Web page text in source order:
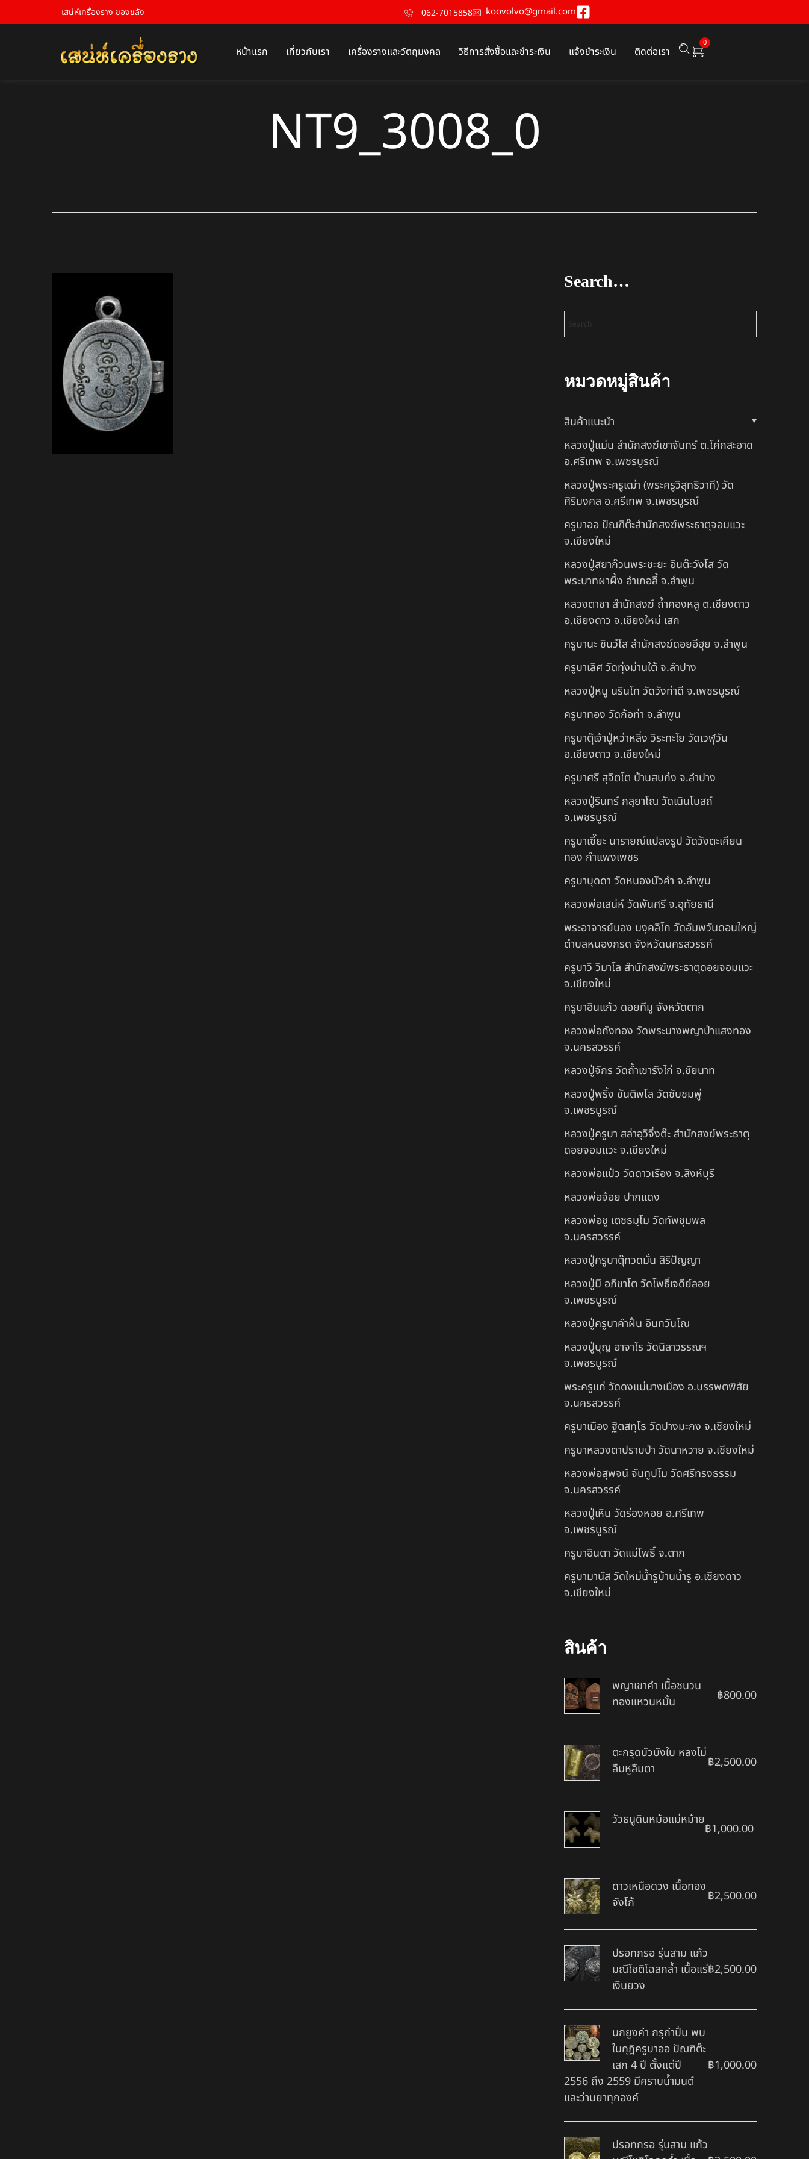
เสน่ห์เครื่องราง ของขลัง 062-7015858 koovolvo@gmail.com
หน้าแรก เกี่ยวกับเรา เครื่องรางและวัตถุมงคล วิธีการสั่งซื้อและชำระเงิน แจ้งชำระเงิน ติดต่อเรา
0
NT9_3008_0
Search…
หมวดหมู่สินค้า
สินค้าแนะนำ
หลวงปู่แม่น สำนักสงฆ์เขาจันทร์ ต.โค่กสะอาด
อ.ศรีเทพ จ.เพชรบูรณ์
หลวงปู่พระครูเฒ่า (พระครูวิสุทธิวาที) วัด
ศิริมงคล อ.ศรีเทพ จ.เพชรบูรณ์
ครูบาออ ปัณฑิต๊ะสำนักสงฆ์พระธาตุจอมแวะ
จ.เชียงใหม่
หลวงปู่สยาก๊วนพระชะยะ อินต๊ะวังโส วัด
พระบาทผาผึ้ง อำเภอลี้ จ.ลำพูน
หลวงตาชา สำนักสงฆ์ ถ้ำคองหลู ต.เชียงดาว
อ.เชียงดาว จ.เชียงใหม่ เสก
ครูบานะ ชินวํโส สำนักสงฆ์ดอยอีฮุย จ.ลำพูน
ครูบาเลิศ วัดทุ่งม่านใต้ จ.ลำปาง
หลวงปู่หนู นรินโท วัดวังท่าดี จ.เพชรบูรณ์
ครูบาทอง วัดก้อท่า จ.ลำพูน
ครูบาตุ๊เจ้าปู่หว่าหลิ่ง วิระทะโย วัดเวฬุวัน
อ.เชียงดาว จ.เชียงใหม่
ครูบาศรี สุจิตโต บ้านสบก๋ง จ.ลำปาง
หลวงปู่รินทร์ กลฺยาโณ วัดเนินโบสถ์
จ.เพชรบูรณ์
ครูบาเซี๊ยะ นารายณ์แปลงรูป วัดวังตะเคียน
ทอง กำแพงเพชร
ครูบาบุดดา วัดหนองบัวคํา จ.ลําพูน
หลวงพ่อเสน่ห์ วัดพันศรี จ.อุทัยธานี
พระอาจารย์นอง มงฺคลิโก วัดอัมพวันดอนใหญ่
ตำบลหนองกรด จังหวัดนครสวรรค์
ครูบาวิ วิมาโล สำนักสงฆ์พระธาตุดอยจอมแวะ
จ.เชียงใหม่
ครูบาอินแก้ว ดอยทีมู จังหวัดตาก
หลวงพ่อถังทอง วัดพระนางพญาป่าแสงทอง
จ.นครสวรรค์
หลวงปู่จักร วัดถ้ำเขารังไก่ จ.ชัยนาท
หลวงปู่พริ้ง ขันติพโล วัดซับชมพู่
จ.เพชรบูรณ์
หลวงปู่ครูบา สล่าอุวิจิ่งต๊ะ สำนักสงฆ์พระธาตุ
ดอยจอมแวะ จ.เชียงใหม่
หลวงพ่อแป๋ว วัดดาวเรือง จ.สิงห์บุรี
หลวงพ่อจ้อย ปากแดง
หลวงพ่อชู เตชธมฺโม วัดทัพชุมพล
จ.นครสวรรค์
หลวงปู่ครูบาตุ๊ทวดมั่น สิริปัญญา
หลวงปู่มี อภิชาโต วัดโพธิ์เจดีย์ลอย
จ.เพชรบูรณ์
หลวงปู่ครูบาคำฝั้น อินทวันโณ
หลวงปู่บุญ อาจาโร วัดนิลาวรรณฯ
จ.เพชรบูรณ์
พระครูแก่ วัดดงแม่นางเมือง อ.บรรพตพิสัย
จ.นครสวรรค์
ครูบาเมือง ฐิตสทฺโธ วัดปางมะกง จ.เชียงใหม่
ครูบาหลวงตาปราบป่า วัดนาหวาย จ.เชียงใหม่
หลวงพ่อสุพจน์ จันทูปโม วัดศรีทรงธรรม
จ.นครสวรรค์
หลวงปู่เหิน วัดร่องหอย อ.ศรีเทพ
จ.เพชรบูรณ์
ครูบาอินตา วัดแม่โพธิ์ จ.ตาก
ครูบามานัส วัดใหม่น้ำรูบ้านน้ำรู อ.เชียงดาว
จ.เชียงใหม่
สินค้า
พญาเขาคำ เนื้อชนวน
ทองแหวนหมั้น
฿800.00
ตะกรุดบัวบังใบ หลงไม่
ลืมหูลืมตา
฿2,500.00
วัวธนูดินหม้อแม่หม้าย
฿1,000.00
ดาวเหนือดวง เนื้อทอง
จังโก้
฿2,500.00
ปรอทกรอ รุ่นสาม แก้ว
มณีโชติโฉลกล้ำ เนื้อแร่
เงินยวง
฿2,500.00
นกยูงคำ กรุกำปั่น พบ
ในกุฎิครูบาออ ปัณฑิต๊ะ
เสก 4 ปี ตั้งแต่ปี
2556 ถึง 2559 มีคราบน้ำมนต์
และว่านยาทุกองค์
฿1,000.00
ปรอทกรอ รุ่นสาม แก้ว